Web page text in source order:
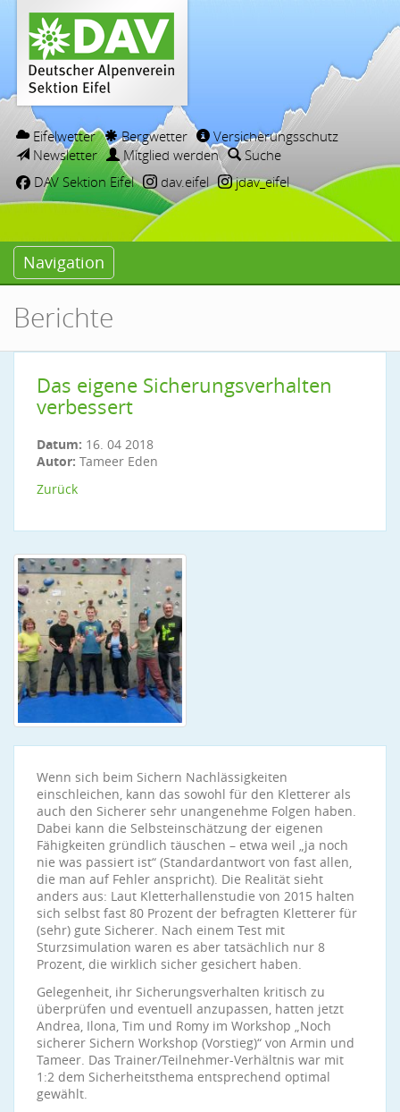
Eifelwetter Bergwetter
Versicherungsschutz
Newsletter
Mitglied werden
Suche
DAV Sektion Eifel
dav.eifel jdav_eifel
Navigation
Berichte
Das eigene Sicherungsverhalten
verbessert
Datum: 16. 04 2018
Autor: Tameer Eden
Zurück
Wenn sich beim Sichern Nachlässigkeiten
einschleichen, kann das sowohl für den Kletterer als
auch den Sicherer sehr unangenehme Folgen haben.
Dabei kann die Selbsteinschätzung der eigenen
Fähigkeiten gründlich täuschen – etwa weil „ja noch
nie was passiert ist“ (Standardantwort von fast allen,
die man auf Fehler anspricht). Die Realität sieht
anders aus: Laut Kletterhallenstudie von 2015 halten
sich selbst fast 80 Prozent der befragten Kletterer für
(sehr) gute Sicherer. Nach einem Test mit
Sturzsimulation waren es aber tatsächlich nur 8
Prozent, die wirklich sicher gesichert haben.
Gelegenheit, ihr Sicherungsverhalten kritisch zu
überprüfen und eventuell anzupassen, hatten jetzt
Andrea, Ilona, Tim und Romy im Workshop „Noch
sicherer Sichern Workshop (Vorstieg)“ von Armin und
Tameer. Das Trainer/Teilnehmer-Verhältnis war mit
1:2 dem Sicherheitsthema entsprechend optimal
gewählt.